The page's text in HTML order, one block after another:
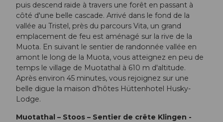
puis descend raide à travers une forêt en passant à
côté d'une belle cascade. Arrivé dans le fond de la
vallée au Tristel, près du parcours Vita, un grand
emplacement de feu est aménagé sur la rive de la
Muota. En suivant le sentier de randonnée vallée en
amont le long de la Muota, vous atteignez en peu de
temps le village de Muotathal à 610 m d'altitude.
Après environ 45 minutes, vous rejoignez sur une
belle digue la maison d’hôtes Hüttenhotel Husky-
Lodge.
Muotathal – Stoos – Sentier de crête Klingen -